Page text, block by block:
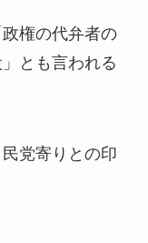
権の代弁者の
とも言われる
党寄りとの印